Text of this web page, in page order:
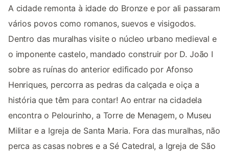
A cidade remonta à idade do Bronze e por ali passaram
vários povos como romanos, suevos e visigodos.
Dentro das muralhas visite o núcleo urbano medieval e
o imponente castelo, mandado construir por D. João I
sobre as ruínas do anterior edificado por Afonso
Henriques, percorra as pedras da calçada e oiça a
história que têm para contar! Ao entrar na cidadela
encontra o Pelourinho, a Torre de Menagem, o Museu
Militar e a Igreja de Santa Maria. Fora das muralhas, não
perca as casas nobres e a Sé Catedral, a Igreja de São